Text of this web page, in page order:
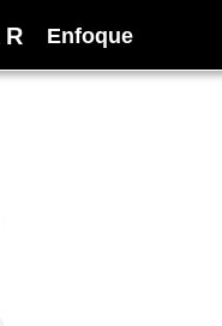
R Enfoque